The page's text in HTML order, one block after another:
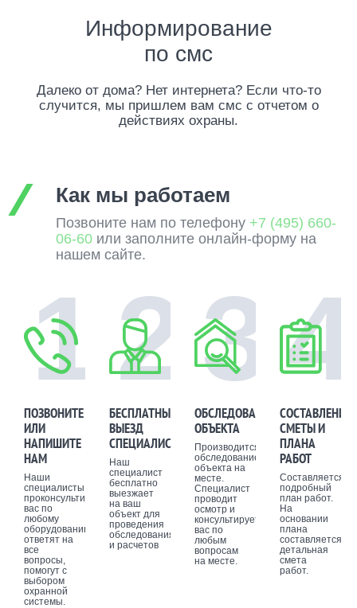
Информирование
по смс
Далеко от дома? Нет интернета? Если что-то
случится, мы пришлем вам смс с отчетом о
действиях охраны.
Как мы работаем
Позвоните нам по телефону +7 (495) 660-
06-60 или заполните онлайн-форму на
нашем сайте.
1
ПОЗВОНИТЕ
ИЛИ
НАПИШИТЕ
НАМ
Наши
специалисты
проконсультируют
вас по
любому
оборудованию,
ответят на
все
вопросы,
помогут с
выбором
охранной
системы.
2
БЕСПЛАТНЫЙ
ВЫЕЗД
СПЕЦИАЛИСТА
Наш
специалист
бесплатно
выезжает
на ваш
объект для
проведения
обследования
и расчетов
3
ОБСЛЕДОВАНИЕ
ОБЪЕКТА
Производится
обследование
объекта на
месте.
Специалист
проводит
осмотр и
консультирует
вас по
любым
вопросам
на месте.
4
СОСТАВЛЕНИЕ
СМЕТЫ И
ПЛАНА
РАБОТ
Составляется
подробный
план работ.
На
основании
плана
составляется
детальная
смета
работ.